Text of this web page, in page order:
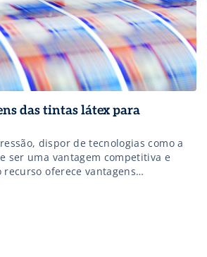
das tintas látex para
dispor de tecnologias como a
ser uma vantagem competitiva e
oferece vantagens